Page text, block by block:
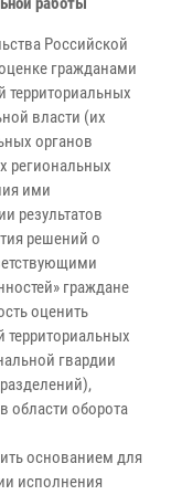
Российской
гражданами
территориальных
власти (их
органов
региональных
ими
результатов
решений о
граждане
оценить
территориальных
гвардии
области оборота
основанием для
исполнения